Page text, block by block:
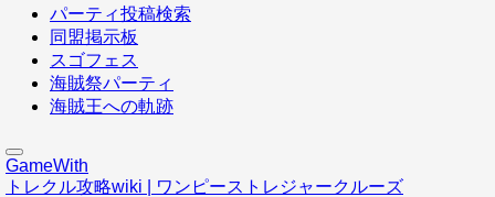
パーティ投稿検索
同盟掲示板
スゴフェス
海賊祭パーティ
海賊王への軌跡
GameWith
トレクル攻略wiki | ワンピーストレジャークルーズ